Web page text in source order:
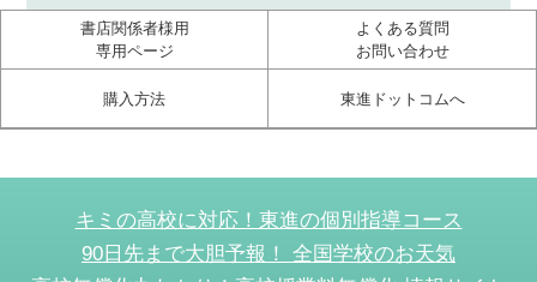
書店関係者様用
専用ページ
よくある質問
お問い合わせ
購入方法 東進ドットコムへ
キミの高校に対応！東進の個別指導コース
90日先まで大胆予報！ 全国学校のお天気